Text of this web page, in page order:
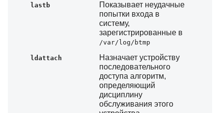
lastb
Показывает неудачные
попытки входа в
систему,
зарегистрированные в
/var/log/btmp
ldattach
Назначает устройству
последовательного
доступа алгоритм,
определяющий
дисциплину
обслуживания этого